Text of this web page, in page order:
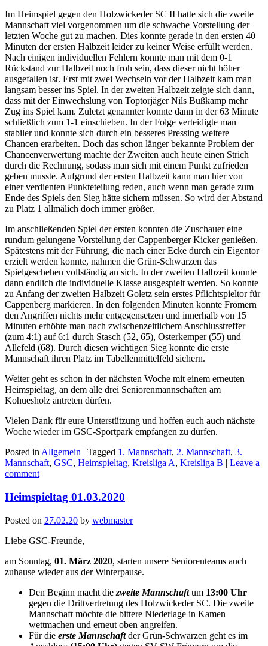
Im Heimspiel gegen den Holzwickeder SC II hatte sich die zweite
Mannschaft viel vorgenommen um die schwache Vorstellung der
letzten Woche gut zu machen. Dies konnte gerade in den ersten 40
Minuten der ersten Halbzeit leider zu keiner Weise erfüllt werden.
Nach einigen individuellen Fehlern konnte man mit dem 0-1
Rückstand zur Halbzeit noch froh sein, dass dieser nicht höher
ausgefallen ist. Erst mit zwei Wechseln vor der Halbzeit kam man
langsam besser ins Spiel. In der zweiten Halbzeit zeigte sich dann,
dass mit der Einwechslung von Toptorjäger Nils Bußkamp mehr
Zug ins Spiel kam. Zuletzt genannter konnte dann in der 63 Minute
schließlich zum 1-1 einschieben. In der Folge verteidigte man
stabiler und konnte sich durch ein besseres Pressing weitere
Chancen erarbeiten. Doch das schon länger bekannte Problem der
Chancenverwertung machte der Zweiten auch heute einen Strich
durch die Rechnung, sodass man sich mit einem Punkt zufrieden
geben musste. Aufgrund der ersten Halbzeit kann man hier von
einer verdienten Punkteteilung reden, auch wenn man gerade zum
Ende des Spiels den Sieg hätte sichern müssen. So wird der Abstand
zu Platz 1 allmälich doch immer größer.
Im anschließenden Spiel der ersten konnten die Zuschauer eine
rundum gelungene Vorstellung der Cappenberger Kicker genießen.
Spätestens mit der Führung, die nach einer Ecke durch ein Eigentor
erzielt werden konnte, nahmen die Grün-Schwarzen das
Spielgeschehen vollständig an sich. In der zweiten Halbzeit konnte
dann endlich die individuelle Klasse ausgespielt werden. So konnte
zu Anfang der zweiten Halbzeit Goletz sein erstes Pflichtspieltor für
Cappenberg markieren. In den folgenden Minuten konnte Frömern
den Angriffen nichts mehr entgegensetzen und innerhalb von 15
Minuten erhöhte man nach zwischenzeitlichem Anschlusstreffer
(zum 4:1) auf 6:1 durch Stasch (52, 65), Osterkemper (55) und
Allefeld (68). Durch diesen wichtigen Sieg konnte die erste
Mannschaft ihren Platz im Tabellenmittelfeld sichern.
Weiter geht es schon in der nächsten Woche mit einem erneuten
Heimspieltag, an dem alle drei Seniorenmannschaften am
Kohuesholz antreten dürfen.
Vielen Dank für eure Unterstützung und hoffen euch auch nächste
Woche wieder im GSC-Sportpark empfangen zu dürfen.
Posted in Allgemein | Tagged 1. Mannschaft, 2. Mannschaft, 3.
Mannschaft, GSC, Heimspieltag, Kreisliga A, Kreisliga B | Leave a
comment
Heimspieltag 01.03.2020
Posted on 27.02.20 by webmaster
Liebe GSC-Freunde,
am Sonntag, 01. März 2020, starten unsere Seniorenteams auch
zuhause wieder aus der Winterpause.
Den Beginn macht die zweite Mannschaftum 13:00 Uhr
gegen die Drittvertretung des Holzwickeder SC. Die zweite
Mannschaft möchte die bittere Niederlage in Kamen
wettmachen und erneut oben angreifen.
Für die erste Mannschaftder Grün-Schwarzen geht es im